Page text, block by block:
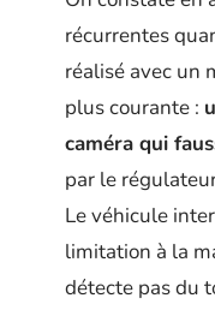
récurrentes
réalisé avec un
plus courante :
caméra qui
par le
Le véhicule
limitation à la
détecte pas du